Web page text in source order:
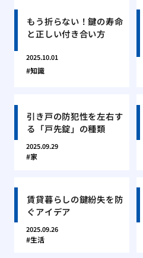
もう折らない！鍵の寿命
と正しい付き合い方
2025.10.01
知識
引き戸の防犯性を左右す
る「戸先錠」の種類
2025.09.29
家
賃貸暮らしの鍵紛失を防
ぐアイデア
2025.09.26
生活